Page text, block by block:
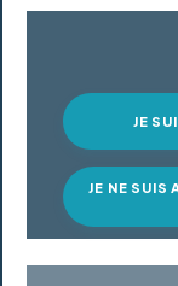
JE
JE NE SUIS